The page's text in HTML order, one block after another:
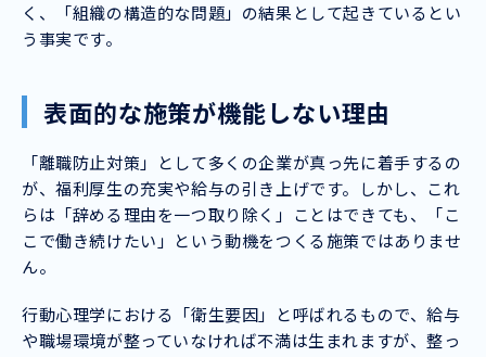
く、「組織の構造的な問題」の結果として起きているとい
う事実です。
表面的な施策が機能しない理由
「離職防止対策」として多くの企業が真っ先に着手するの
が、福利厚生の充実や給与の引き上げです。しかし、これ
らは「辞める理由を一つ取り除く」ことはできても、「こ
こで働き続けたい」という動機をつくる施策ではありませ
ん。
行動心理学における「衛生要因」と呼ばれるもので、給与
や職場環境が整っていなければ不満は生まれますが、整っ